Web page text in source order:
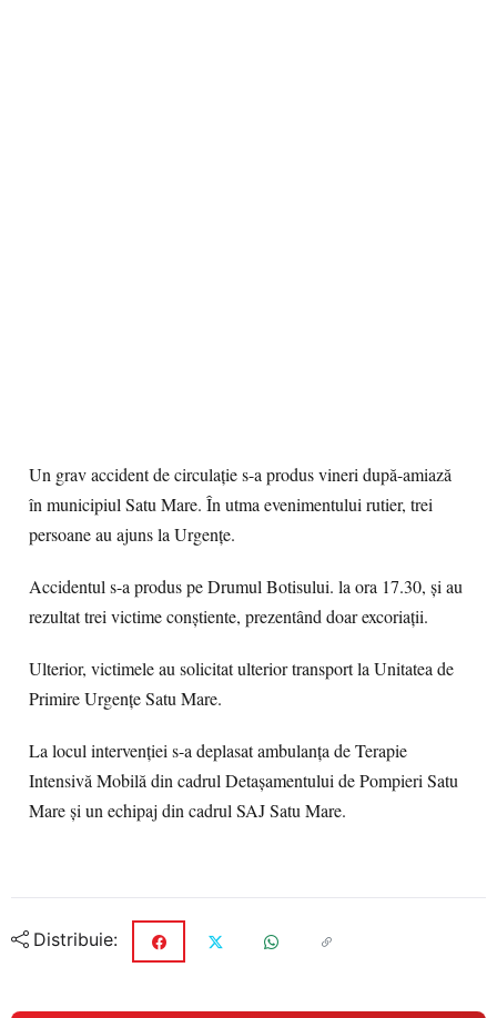
Un grav accident de circulație s-a produs vineri după-amiază
în municipiul Satu Mare. În utma evenimentului rutier, trei
persoane au ajuns la Urgențe.
Accidentul s-a produs pe Drumul Botisului. la ora 17.30, și au
rezultat trei victime conștiente, prezentând doar excoriații.
Ulterior, victimele au solicitat ulterior transport la Unitatea de
Primire Urgențe Satu Mare.
La locul intervenției s-a deplasat ambulanța de Terapie
Intensivă Mobilă din cadrul Detașamentului de Pompieri Satu
Mare și un echipaj din cadrul SAJ Satu Mare.
Distribuie: